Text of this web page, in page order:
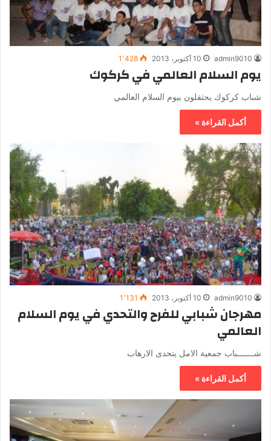
admin9010 10 أكتوبر، 2013 1٬428
يوم السلام العالمي في كركوك
شباب كركوك يحتفلون بيوم السلام العالمي
أكمل القراءة »
admin9010 10 أكتوبر، 2013 1٬131
مهرجان شبابي للفرح والتحدي في يوم السلام
العالمي
شـــــــباب جمعية الامل يتحدى الارهاب
أكمل القراءة »